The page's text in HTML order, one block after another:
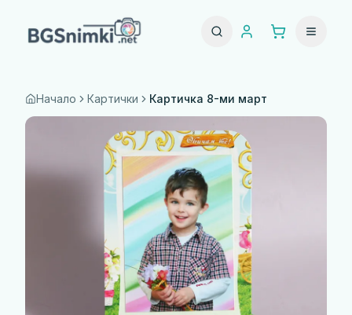
Начало Картички Картичка 8-ми март